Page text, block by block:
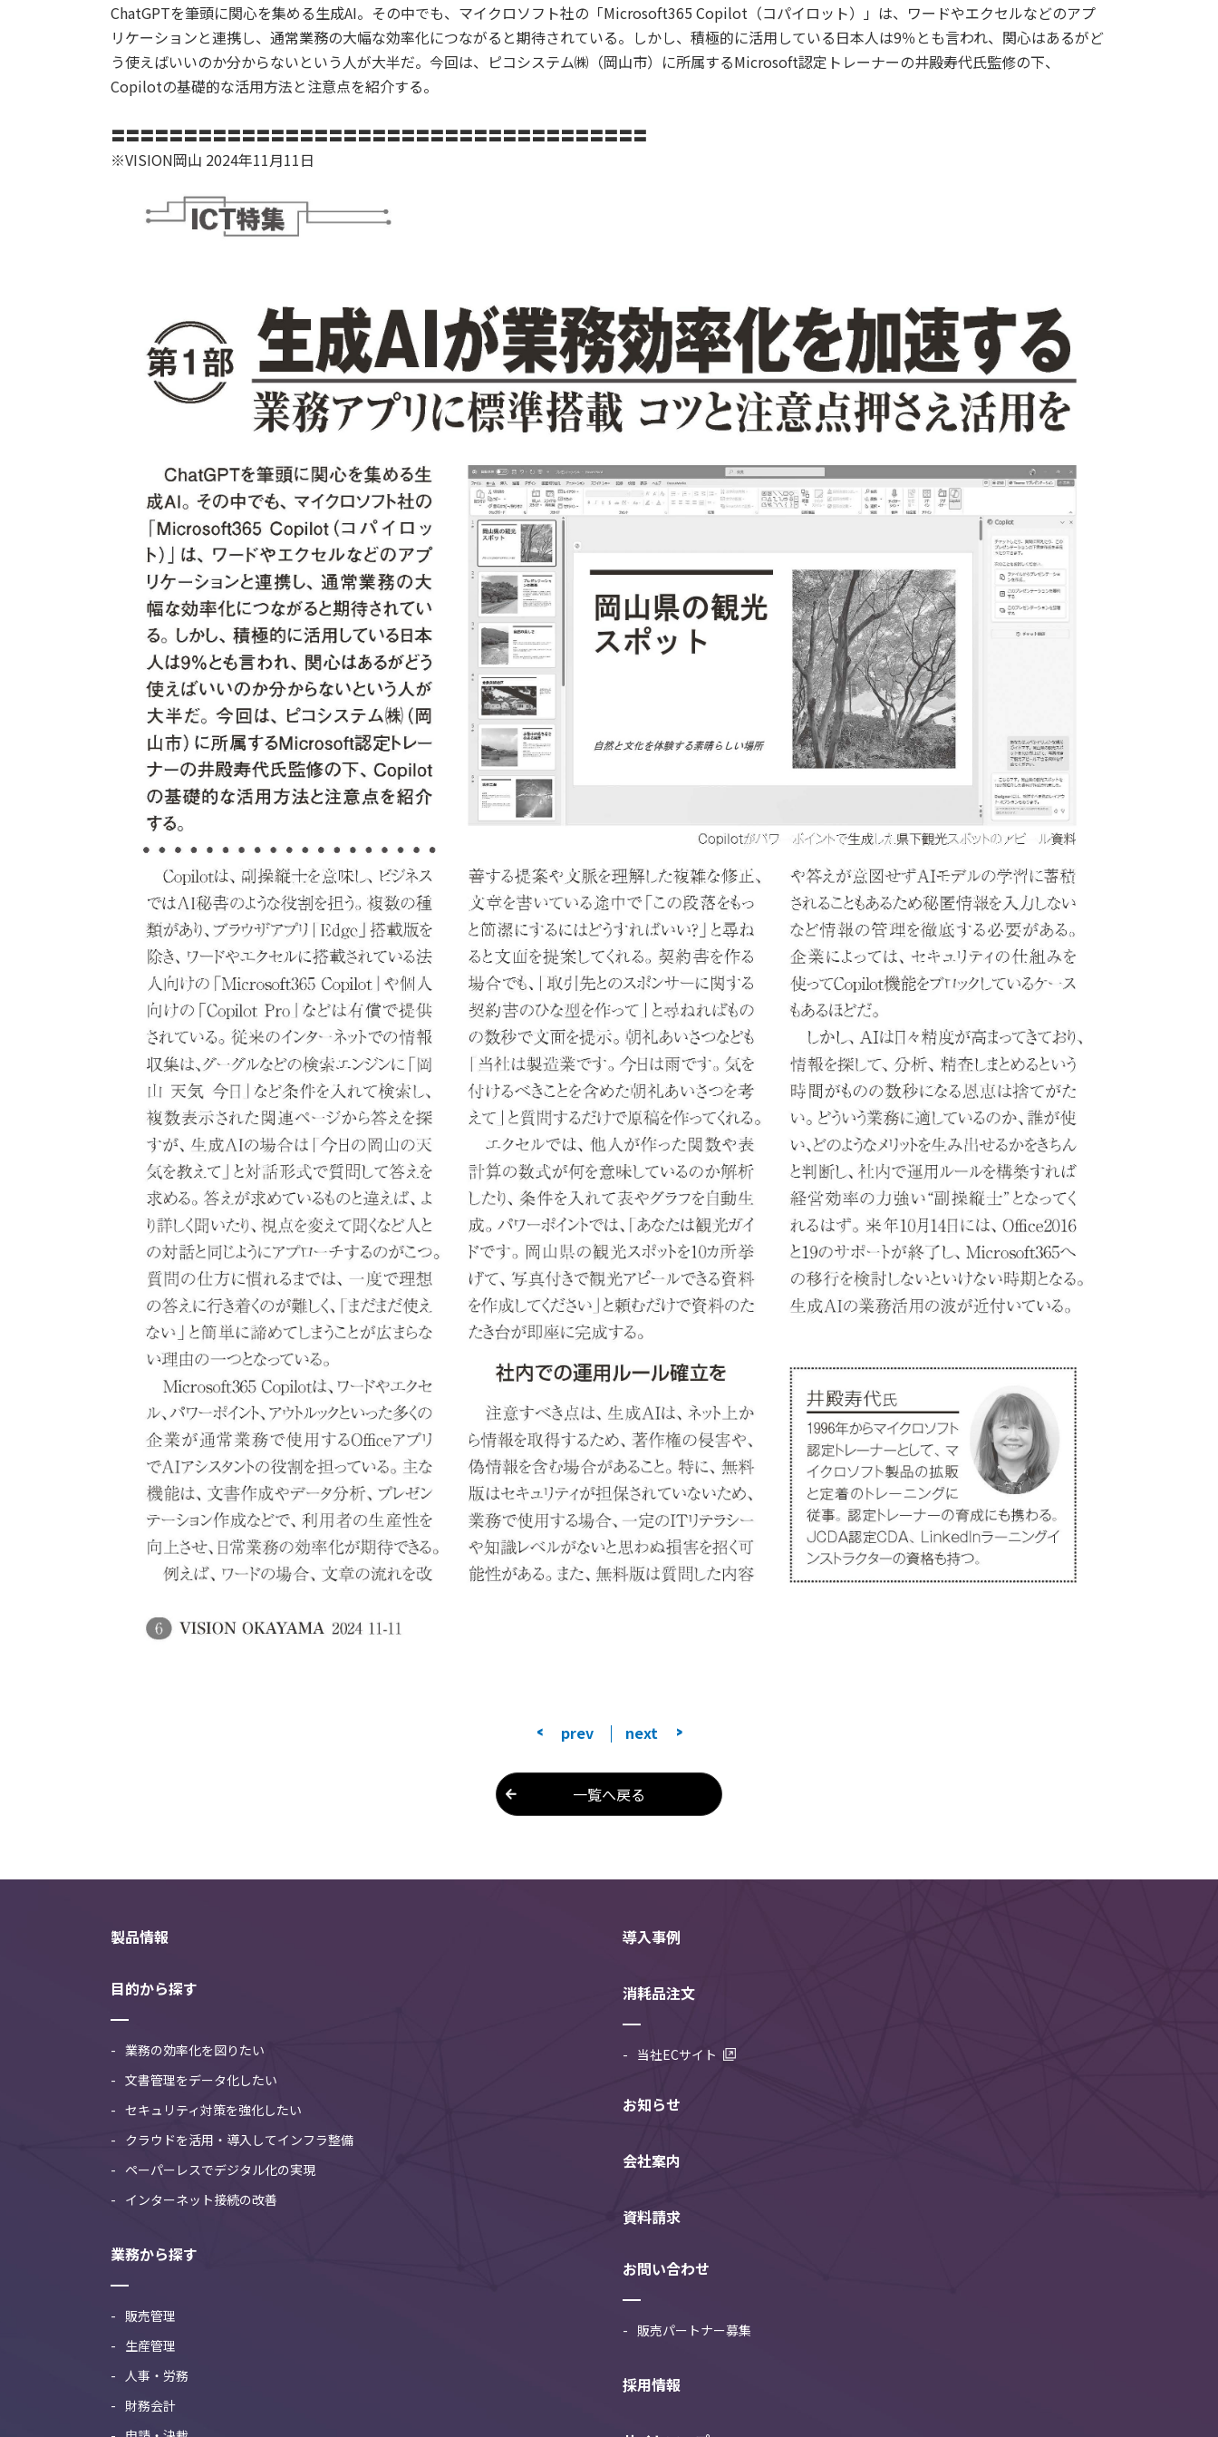
ChatGPTを筆頭に関心を集める生成AI。その中でも、マイクロソフト社の「Microsoft365 Copilot（コパイロット）」は、ワードやエクセルなどのアプ
リケーションと連携し、通常業務の大幅な効率化につながると期待されている。しかし、積極的に活用している日本人は9％とも言われ、関心はあるがど
う使えばいいのか分からないという人が大半だ。今回は、ピコシステム㈱（岡山市）に所属するMicrosoft認定トレーナーの井殿寿代氏監修の下、
Copilotの基礎的な活用方法と注意点を紹介する。
〓〓〓〓〓〓〓〓〓〓〓〓〓〓〓〓〓〓〓〓〓〓〓〓〓〓〓〓〓〓〓〓〓〓〓〓〓
※VISION岡山 2024年11月11日
< prev next >
一覧へ戻る
製品情報
目的から探す
業務の効率化を図りたい
文書管理をデータ化したい
セキュリティ対策を強化したい
クラウドを活用・導入してインフラ整備
ペーパーレスでデジタル化の実現
インターネット接続の改善
業務から探す
販売管理
生産管理
人事・労務
財務会計
導入事例
消耗品注文
当社ECサイト
お知らせ
会社案内
資料請求
お問い合わせ
販売パートナー募集
採用情報